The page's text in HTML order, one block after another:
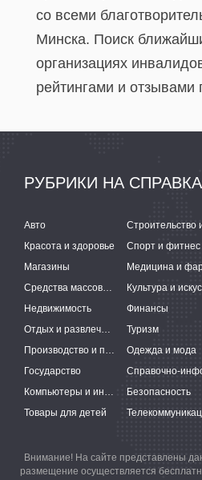
со всеми
Минска. Поиск
организациях
рейтингами и отзывами
РУБРИКИ НА
Авто
Красота и здоровье
Спорт и фитнес
Магазины
Средства массовой информации
Недвижимость
Финансы
Отдых и развлечения
Туризм
Производство и поставки
Одежда и мода
Государство
Компьютеры и интернет
Безопасность
Товары для детей
Внимание! На сайте представлены
размещение осуществляется